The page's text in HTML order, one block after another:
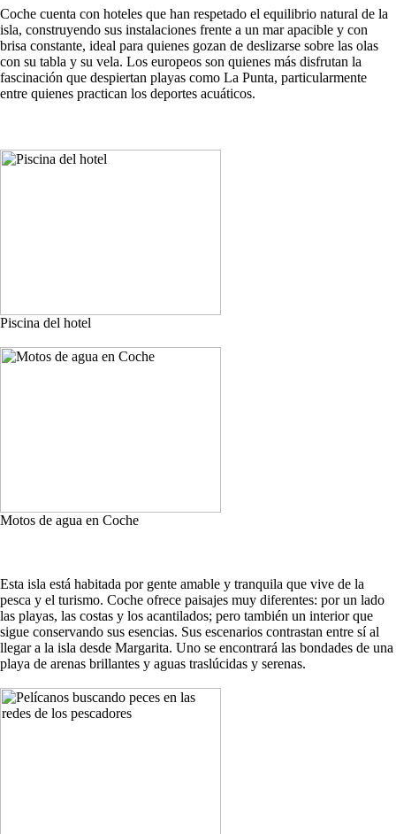
Coche cuenta con hoteles que han respetado el equilibrio natural de la
isla, construyendo sus instalaciones frente a un mar apacible y con
brisa constante, ideal para quienes gozan de deslizarse sobre las olas
con su tabla y su vela. Los europeos son quienes más disfrutan la
fascinación que despiertan playas como La Punta, particularmente
entre quienes practican los deportes acuáticos.
Piscina del hotel
Motos de agua en Coche
Esta isla está habitada por gente amable y tranquila que vive de la
pesca y el turismo. Coche ofrece paisajes muy diferentes: por un lado
las playas, las costas y los acantilados; pero también un interior que
sigue conservando sus esencias. Sus escenarios contrastan entre sí al
llegar a la isla desde Margarita. Uno se encontrará las bondades de una
playa de arenas brillantes y aguas traslúcidas y serenas.